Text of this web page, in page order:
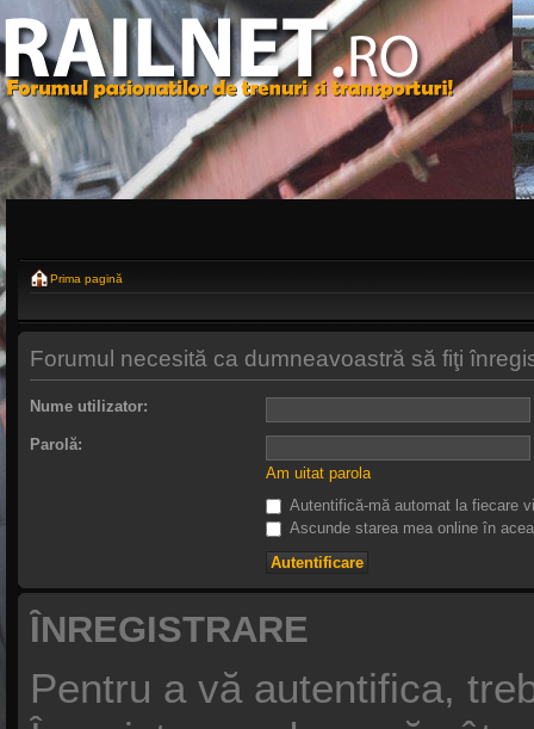
Prima pagină
Forumul necesită ca dumneavoastră să fiţi
Nume utilizator:
Parolă:
Am uitat parola
Autentifică-mă automat la fiecare
Ascunde starea mea online în
ÎNREGISTRARE
Pentru a vă autentifica,